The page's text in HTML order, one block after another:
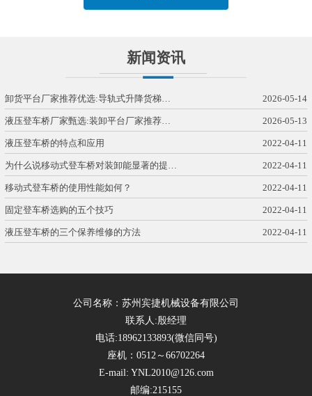
新闻资讯
卸货平台厂家推荐优选:导轨式升降货梯… 2026-05-14
液压登车桥厂家甄选:装卸平台厂家推荐… 2026-05-13
液压登车桥的特点和应用 2022-04-11
为什么说移动式登车桥对装卸能显著的提… 2022-04-11
移动式登车桥的使用性能如何？ 2022-04-11
固定登车桥选购的五个技巧 2022-04-11
液压登车桥的三个保养维修的方法 2022-04-11
公司名称：苏州宾捷机械设备有限公司
联系人:殷经理
电话:18962133893(微信同号)
座机：0512～66702264
E-mail: YNL2010@126.com
邮编:215155